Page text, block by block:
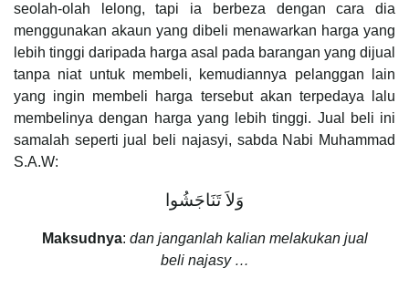
seolah-olah lelong, tapi ia berbeza dengan cara dia
menggunakan akaun yang dibeli menawarkan harga yang
lebih tinggi daripada harga asal pada barangan yang dijual
tanpa niat untuk membeli, kemudiannya pelanggan lain
yang ingin membeli harga tersebut akan terpedaya lalu
membelinya dengan harga yang lebih tinggi. Jual beli ini
samalah seperti jual beli najasyi, sabda Nabi Muhammad
S.A.W:
وَلاَ تَنَاجَشُوا
Maksudnya: dan janganlah kalian melakukan jual
beli najasy …